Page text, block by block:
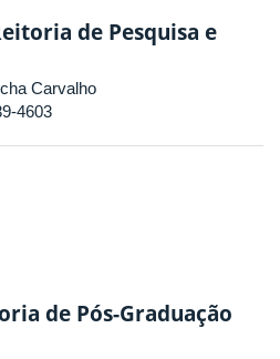
de Pesquisa e
Carvalho
4603
de Pós-Graduação